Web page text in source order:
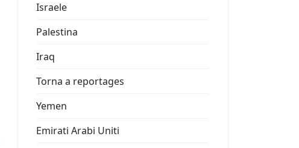
Israele
Palestina
Iraq
Torna a reportages
Yemen
Emirati Arabi Uniti